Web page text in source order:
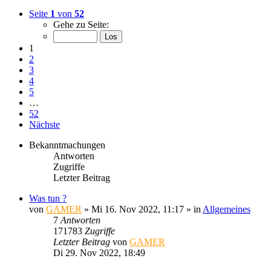
Seite 1 von 52
Gehe zu Seite:
1
2
3
4
5
…
52
Nächste
Bekanntmachungen
Antworten
Zugriffe
Letzter Beitrag
Was tun ?
von GAMER » Mi 16. Nov 2022, 11:17 » in Allgemeines
7 Antworten
171783 Zugriffe
Letzter Beitrag von GAMER
Di 29. Nov 2022, 18:49